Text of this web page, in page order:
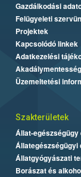
Gazdálkodási
Felügyeleti
Projektek
Kapcsolódó linkek
Adatkezelési
Üzemeltetési
Szakterületek
Állat-
Állategészségügyi
Állatgyógyászati
Borászat és